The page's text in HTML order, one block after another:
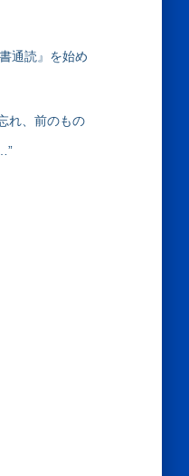
通読』を始め
れ、前のもの